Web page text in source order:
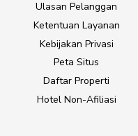
Ulasan Pelanggan
Ketentuan Layanan
Kebijakan Privasi
Peta Situs
Daftar Properti
Hotel Non-Afiliasi